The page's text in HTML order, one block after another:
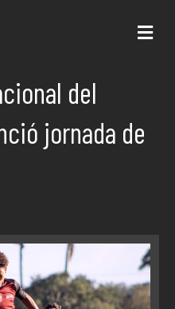
del
jornada de